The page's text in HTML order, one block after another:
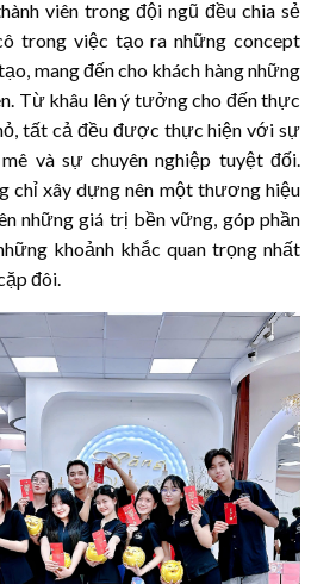
viên trong đội ngũ đều chia sẻ
trong việc tạo ra những concept
mang đến cho khách hàng những
Từ khâu lên ý tưởng cho đến thực
tất cả đều được thực hiện với sự
và sự chuyên nghiệp tuyệt đối.
chỉ xây dựng nên một thương hiệu
những giá trị bền vững, góp phần
khoảnh khắc quan trọng nhất
đôi.